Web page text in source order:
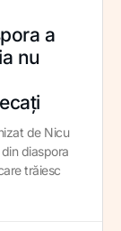
a
nu
de Nicu
diaspora
trăiesc